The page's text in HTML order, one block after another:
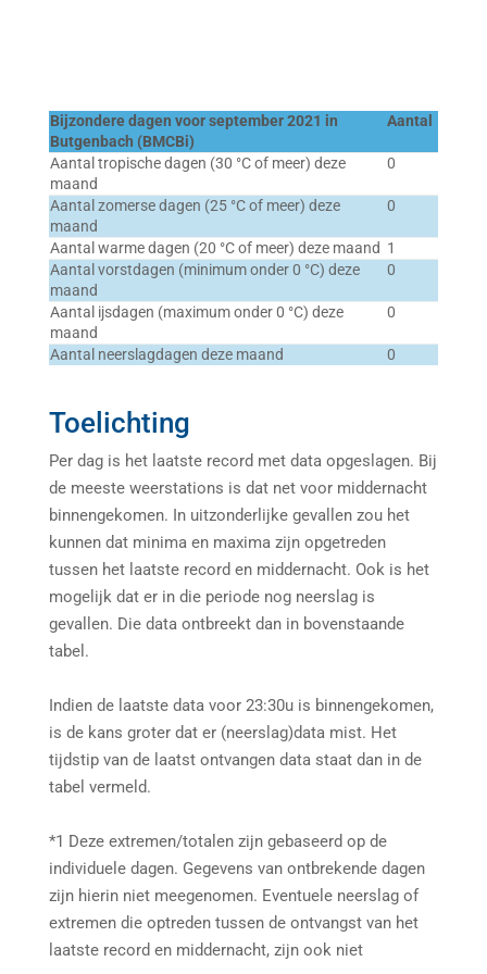
Bijzondere dagen voor september 2021 in
Butgenbach (BMCBi)
Aantal
Aantal tropische dagen (30 °C of meer) deze
maand
0
Aantal zomerse dagen (25 °C of meer) deze
maand
0
Aantal warme dagen (20 °C of meer) deze maand 1
Aantal vorstdagen (minimum onder 0 °C) deze
maand
0
Aantal ijsdagen (maximum onder 0 °C) deze
maand
0
Aantal neerslagdagen deze maand 0
Toelichting
Per dag is het laatste record met data opgeslagen. Bij
de meeste weerstations is dat net voor middernacht
binnengekomen. In uitzonderlijke gevallen zou het
kunnen dat minima en maxima zijn opgetreden
tussen het laatste record en middernacht. Ook is het
mogelijk dat er in die periode nog neerslag is
gevallen. Die data ontbreekt dan in bovenstaande
tabel.
Indien de laatste data voor 23:30u is binnengekomen,
is de kans groter dat er (neerslag)data mist. Het
tijdstip van de laatst ontvangen data staat dan in de
tabel vermeld.
*1 Deze extremen/totalen zijn gebaseerd op de
individuele dagen. Gegevens van ontbrekende dagen
zijn hierin niet meegenomen. Eventuele neerslag of
extremen die optreden tussen de ontvangst van het
laatste record en middernacht, zijn ook niet